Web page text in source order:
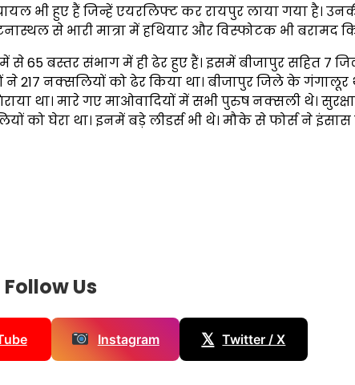
भी हुए हैं जिन्हें एयरलिफ्ट कर रायपुर लाया गया है।
से भारी मात्रा में हथियार और विस्फोटक भी बरामद
65 बस्तर संभाग में ही ढेर हुए हैं। इसमें बीजापुर सहित 7
नक्सलियों को ढेर किया था। बीजापुर जिले के गंगालूर
था। मारे गए माओवादियों में सभी पुरुष नक्सली थे।
को घेरा था। इनमें बड़े लीडर्स भी थे। मौके से फोर्स ने इंसास
Follow Us
Instagram 𝕏 Twitter / X